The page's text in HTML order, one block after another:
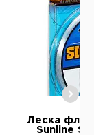
Леска
Sunline